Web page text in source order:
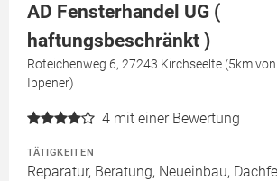
AD Fensterhandel UG (
haftungsbeschränkt )
Roteichenweg 6, 27243 Kirchseelte (5km
Ippener)
4 mit einer Bewertung
TÄTIGKEITEN
Reparatur, Beratung, Neueinbau,